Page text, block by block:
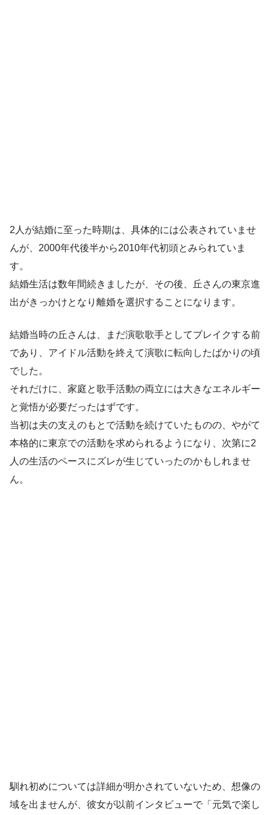
2人が結婚に至った時期は、具体的には公表されていませ
んが、2000年代後半から2010年代初頭とみられていま
す。
結婚生活は数年間続きましたが、その後、丘さんの東京進
出がきっかけとなり離婚を選択することになります。
結婚当時の丘さんは、まだ演歌歌手としてブレイクする前
であり、アイドル活動を終えて演歌に転向したばかりの頃
でした。
それだけに、家庭と歌手活動の両立には大きなエネルギー
と覚悟が必要だったはずです。
当初は夫の支えのもとで活動を続けていたものの、やがて
本格的に東京での活動を求められるようになり、次第に2
人の生活のペースにズレが生じていったのかもしれませ
ん。
馴れ初めについては詳細が明かされていないため、想像の
域を出ませんが、彼女が以前インタビューで「元気で楽し